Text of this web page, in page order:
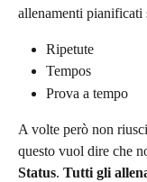
allenamenti pianificati
Ripetute
Tempos
Prova a tempo
A volte però non
questo vuol dire che
Status. Tutti gli